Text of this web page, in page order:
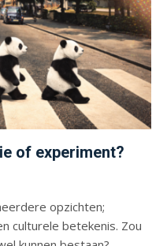
of experiment?
opzichten;
culturele betekenis. Zou